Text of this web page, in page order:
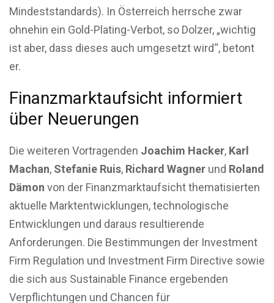
Mindeststandards). In Österreich herrsche zwar
ohnehin ein Gold-Plating-Verbot, so Dolzer, „wichtig
ist aber, dass dieses auch umgesetzt wird“, betont
er.
Finanzmarktaufsicht informiert
über Neuerungen
Die weiteren Vortragenden Joachim Hacker, Karl
Machan, Stefanie Ruis, Richard Wagner und Roland
Dämon von der Finanzmarktaufsicht thematisierten
aktuelle Marktentwicklungen, technologische
Entwicklungen und daraus resultierende
Anforderungen. Die Bestimmungen der Investment
Firm Regulation und Investment Firm Directive sowie
die sich aus Sustainable Finance ergebenden
Verpflichtungen und Chancen für